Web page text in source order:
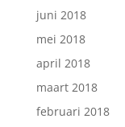
juni 2018
mei 2018
april 2018
maart 2018
februari 2018